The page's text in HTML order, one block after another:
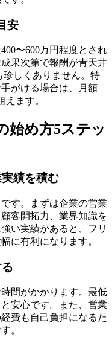
安
〜600万円程度とされ
果次第で報酬が青天井
珍しくありません。特
がける場合は、月額
えます。
始め方5ステッ
績を積む
す。まずは企業の営業
客開拓力、業界知識を
い実績があると、フリ
に有利になります。
間がかかります。最低
安心です。また、営業
費も自己負担になるた
。